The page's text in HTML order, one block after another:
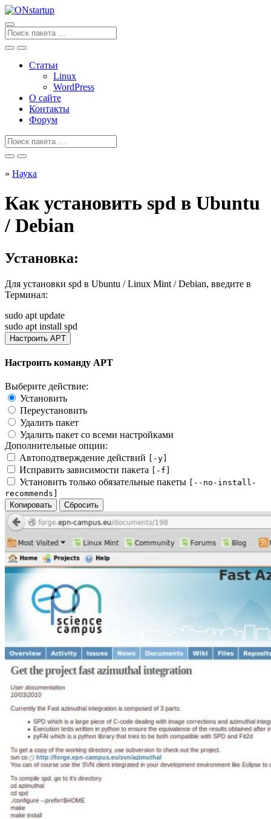
Перейти
к
содержанию
Поиск
для
Статьи
Linux
WordPress
О сайте
Контакты
Форум
Поиск
» Наука
Как установить spd в Ubuntu
/ Debian
Установка:
Для установки spd в Ubuntu / Linux Mint / Debian, введите в
Терминал:
sudo apt update
sudo apt install spd
Настроить APT
Настроить команду APT
Выберите действие:
Установить
Переустановить
Удалить пакет
Удалить пакет со всеми настройками
Дополнительные опции:
Автоподтверждение действий
[-y]
Исправить зависимости пакета [-f]
Установить только обязательные пакеты
[--no-install-
recommends]
Копировать
Сбросить